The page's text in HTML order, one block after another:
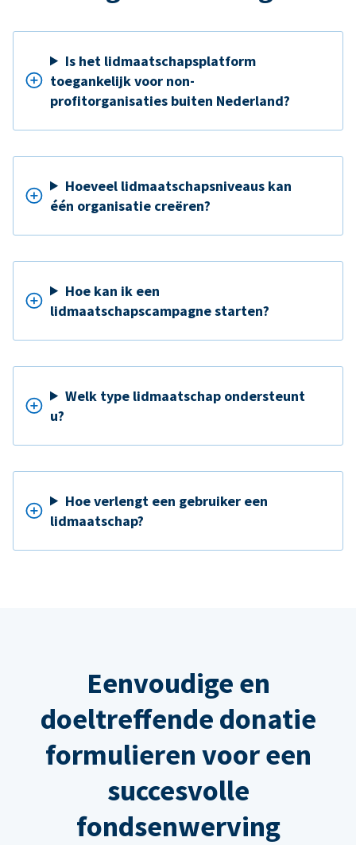
Is het lidmaatschapsplatform
toegankelijk voor non-
profitorganisaties buiten Nederland?
Hoeveel lidmaatschapsniveaus kan
één organisatie creëren?
Hoe kan ik een
lidmaatschapscampagne starten?
Welk type lidmaatschap ondersteunt
u?
Hoe verlengt een gebruiker een
lidmaatschap?
Eenvoudige en
doeltreffende donatie
formulieren voor een
succesvolle
fondsenwerving